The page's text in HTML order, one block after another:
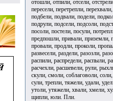
отошли, отпили, отсели,
пересели, перетрепли,
подбели, подвали, подели,
подрули, подсели, подсоли,
посоли, постели, посули,
предпошли, привали, приземли,
провали, продли, проколи,
развесели, раздели, разозли,
распили, распредели, распыли,
расчехли, расшевели, рули,
скули, смоли, соблаговоли,
сули, трепли, тяжели, удали,
утоли, утяжели, хвали, хмели,
щипли, юли. Пли.